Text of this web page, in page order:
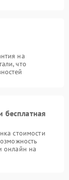
на
что
бесплатная
стоимости
онлайн на